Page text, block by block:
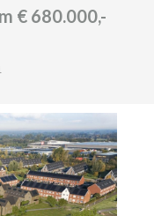
€ 680.000,-